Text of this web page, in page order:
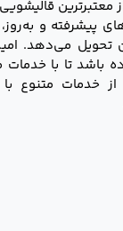
معتبرترین
پیشرفته و
می‌دهد.
باشد تا با خدمات
از خدمات متنوع